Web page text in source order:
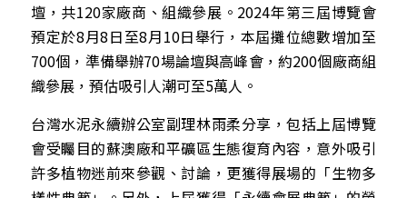
壇，共120家廠商、組織參展。2024年第三屆博覽會
預定於8月8日至8月10日舉行，本屆攤位總數增加至
700個，準備舉辦70場論壇與高峰會，約200個廠商組
織參展，預估吸引人潮可至5萬人。
台灣水泥永續辦公室副理林雨柔分享，包括上屆博覽
會受矚目的蘇澳廠和平礦區生態復育內容，意外吸引
許多植物迷前來參觀、討論，更獲得展場的「生物多